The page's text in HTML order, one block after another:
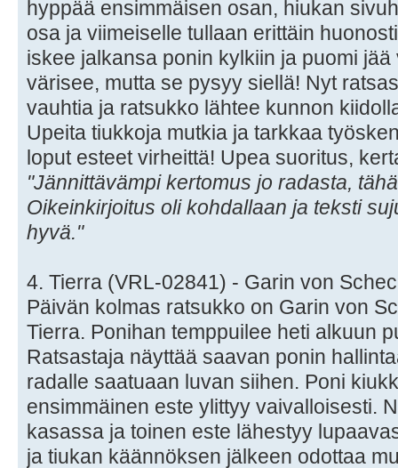
hyppää ensimmäisen osan, hiukan
osa ja viimeiselle tullaan erittäin
iskee jalkansa ponin kylkiin ja puomi
värisee, mutta se pysyy siellä! Nyt
vauhtia ja ratsukko lähtee kunnon
Upeita tiukkoja mutkia ja tarkkaa
loput esteet virheittä! Upea suoritus,
"Jännittävämpi kertomus jo radasta,
Oikeinkirjoitus oli kohdallaan ja teksti
hyvä."
4. Tierra (VRL-02841) - Garin von
Päivän kolmas ratsukko on Garin von
Tierra. Ponihan temppuilee heti alkuun
Ratsastaja näyttää saavan ponin
radalle saatuaan luvan siihen. Poni
ensimmäinen este ylittyy vaivalloisesti.
kasassa ja toinen este lähestyy
ja tiukan käännöksen jälkeen odottaa